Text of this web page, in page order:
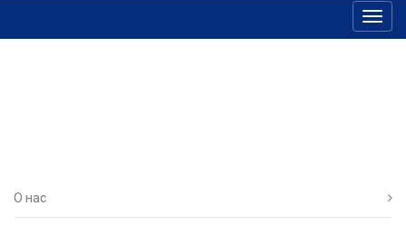
О нас